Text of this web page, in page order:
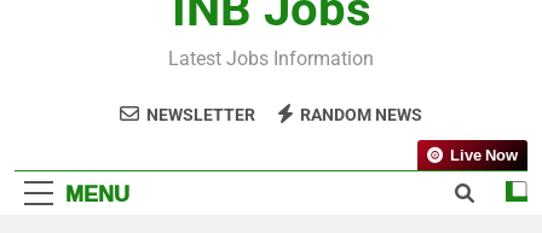
Latest Jobs Information
NEWSLETTER RANDOM NEWS
MENU
Live Now